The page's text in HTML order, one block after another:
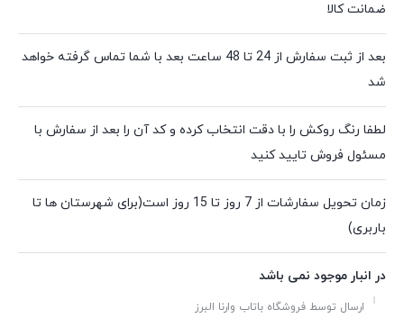
ضمانت کالا
بعد از ثبت سفارش از 24 تا 48 ساعت بعد با شما تماس گرفته خواهد
شد
لطفا رنگ روکش را با دقت انتخاب کرده و کد آن را بعد از سفارش با
مسئول فروش تایید کنید
زمان تحویل سفارشات از 7 روز تا 15 روز است(برای شهرستان ها تا
باربری)
در انبار موجود نمی باشد
ارسال توسط فروشگاه باتاب وارنا البرز